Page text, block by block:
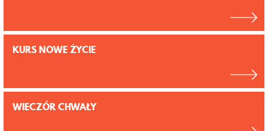
KURS NOWE ŻYCIE
WIECZÓR CHWAŁY